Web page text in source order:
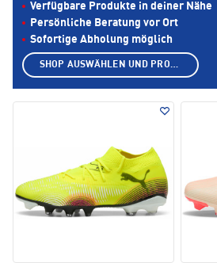
Verfügbare Produkte in deiner Nähe
Persönliche Beratung vor Ort
Sofortige Abholung möglich
SHOP AUSWÄHLEN UND PRODUKTE ANZEIGEN